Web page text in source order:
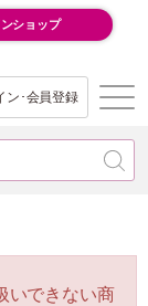
ショップ
ン･会員登録
いできない商